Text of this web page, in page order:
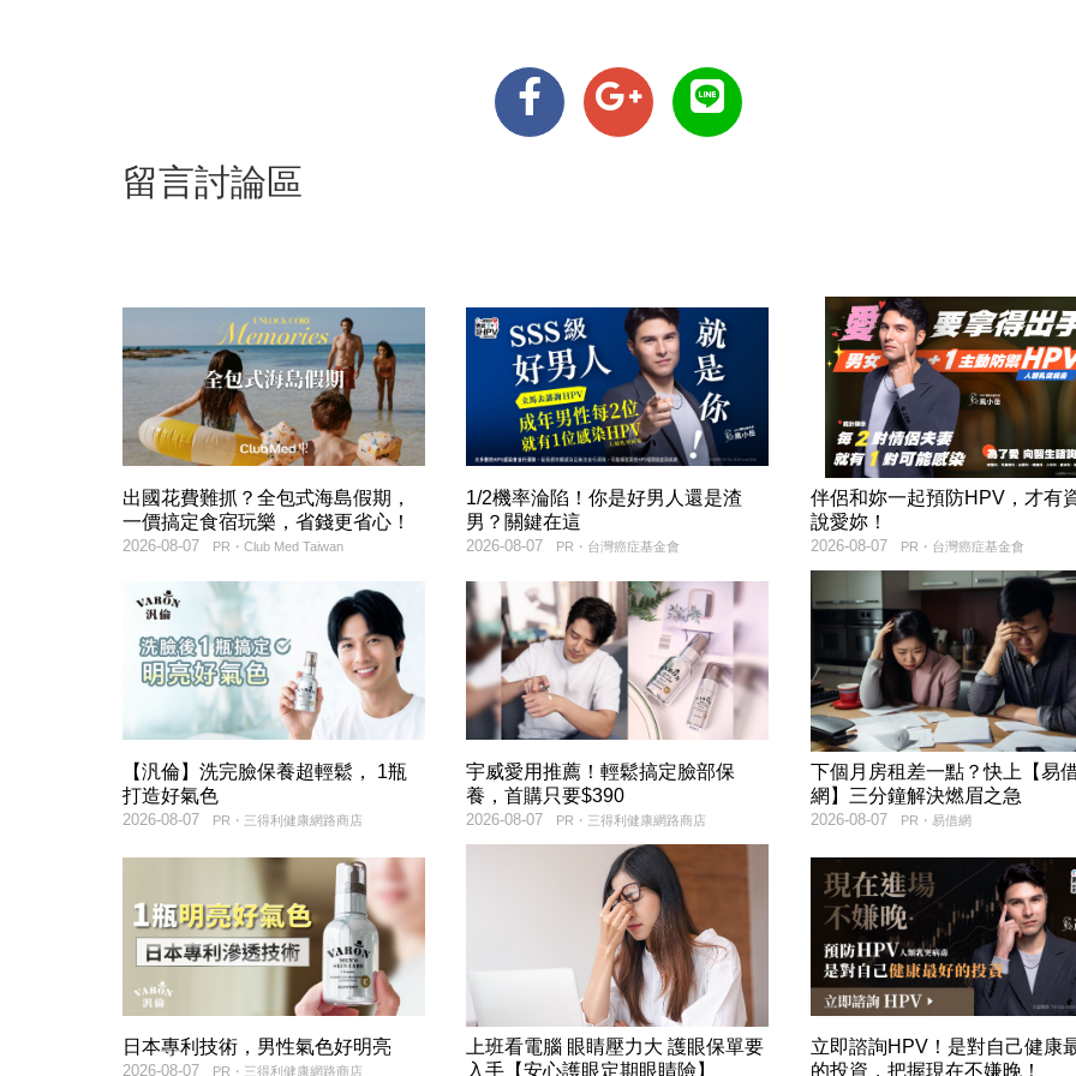
留言討論區
出國花費難抓？全包式海島假期，
一價搞定食宿玩樂，省錢更省心！
PR・Club Med Taiwan
2026-08-07
1/2機率淪陷！你是好男人還是渣
男？關鍵在這
PR・台灣癌症基金會
2026-08-07
伴侶和妳一起預防HPV，才有
說愛妳！
PR・台灣癌症基金會
2026-08-07
【汎倫】洗完臉保養超輕鬆， 1瓶
打造好氣色
PR・三得利健康網路商店
2026-08-07
宇威愛用推薦！輕鬆搞定臉部保
養，首購只要$390
PR・三得利健康網路商店
2026-08-07
下個月房租差一點？快上【易
網】三分鐘解決燃眉之急
PR・易借網
2026-08-07
日本專利技術，男性氣色好明亮
PR・三得利健康網路商店
2026-08-07
上班看電腦 眼睛壓力大 護眼保單要
入手【安心護眼定期眼睛險】
立即諮詢HPV！是對自己健康
的投資，把握現在不嫌晚！